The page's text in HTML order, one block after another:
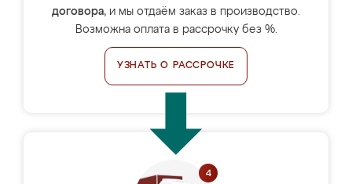
договора, и мы отдаём заказ в производство.
Возможна оплата в рассрочку без %.
УЗНАТЬ О РАССРОЧКЕ